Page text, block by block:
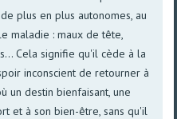
plus en plus autonomes, au
maladie : maux de tête,
Cela signifie qu'il cède à la
inconscient de retourner à
un destin bienfaisant, une
et à son bien-être, sans qu'il